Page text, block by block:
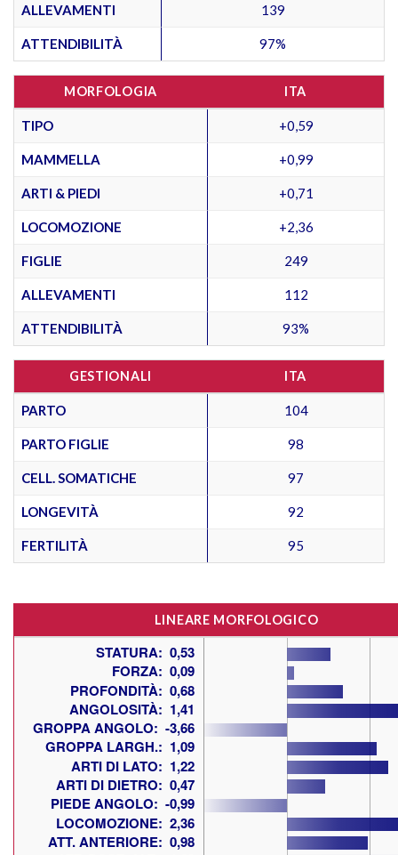
ALLEVAMENTI 139
ATTENDIBILITÀ 97%
MORFOLOGIA ITA
TIPO +0,59
MAMMELLA +0,99
ARTI & PIEDI +0,71
LOCOMOZIONE +2,36
FIGLIE 249
ALLEVAMENTI 112
ATTENDIBILITÀ 93%
GESTIONALI ITA
PARTO 104
PARTO FIGLIE 98
CELL. SOMATICHE 97
LONGEVITÀ 92
FERTILITÀ 95
LINEARE MORFOLOGICO